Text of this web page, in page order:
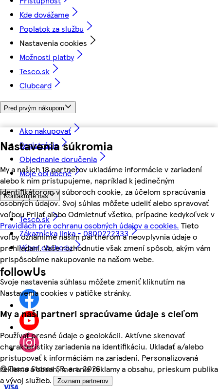
Nastavenia súkromia
My a našich 18 partnerov ukladáme informácie v zariadení
alebo k nim pristupujeme, napríklad k jedinečným
identifikátorom v súboroch cookie, za účelom spracúvania
osobných údajov. Svoj súhlas môžete udeliť alebo spravovať
voľbou Prijať alebo Odmietnuť všetko, prípadne kedykoľvek v
Pravidlách pre ochranu osobných údajov a cookies. Tieto
voľby oznámime našim partnerom a neovplyvnia údaje o
prehliadaní. Vaše rozhodnutie však zmení spôsob, akým vám
prispôsobíme nakupovanie na našom webe.
Svoje nastavenia súhlasu môžete zmeniť kliknutím na
Nastavenia cookies v pätičke stránky.
My a naši partneri spracúvame údaje s cieľom
Používať presné údaje o geolokácii. Aktívne skenovať
charakteristiky zariadenia na identifikáciu. Ukladať a/alebo
pristupovať k informáciám na zariadení. Personalizovaná
reklama a obsah, meranie reklamy a obsahu, prieskum publika
a vývoj služieb.
Zoznam partnerov
Kde dovážame
Poplatok za službu
Nastavenia cookies
Možnosti platby
Tesco.sk
Clubcard
Pred prvým nákupom
Ako nakupovať
Registrácia
Objednanie doručenia
Moje obľúbené
Kontaktujte nás
Tesco.sk
Zákaznícka linka - 0800222333
Výber obchodu
followUs
©Tesco Stores SR, a.s. 2026